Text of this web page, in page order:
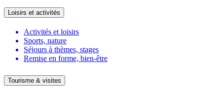
Loisirs et activités
Activités et loisirs
Sports, nature
Séjours à thèmes, stages
Remise en forme, bien-être
Tourisme & visites